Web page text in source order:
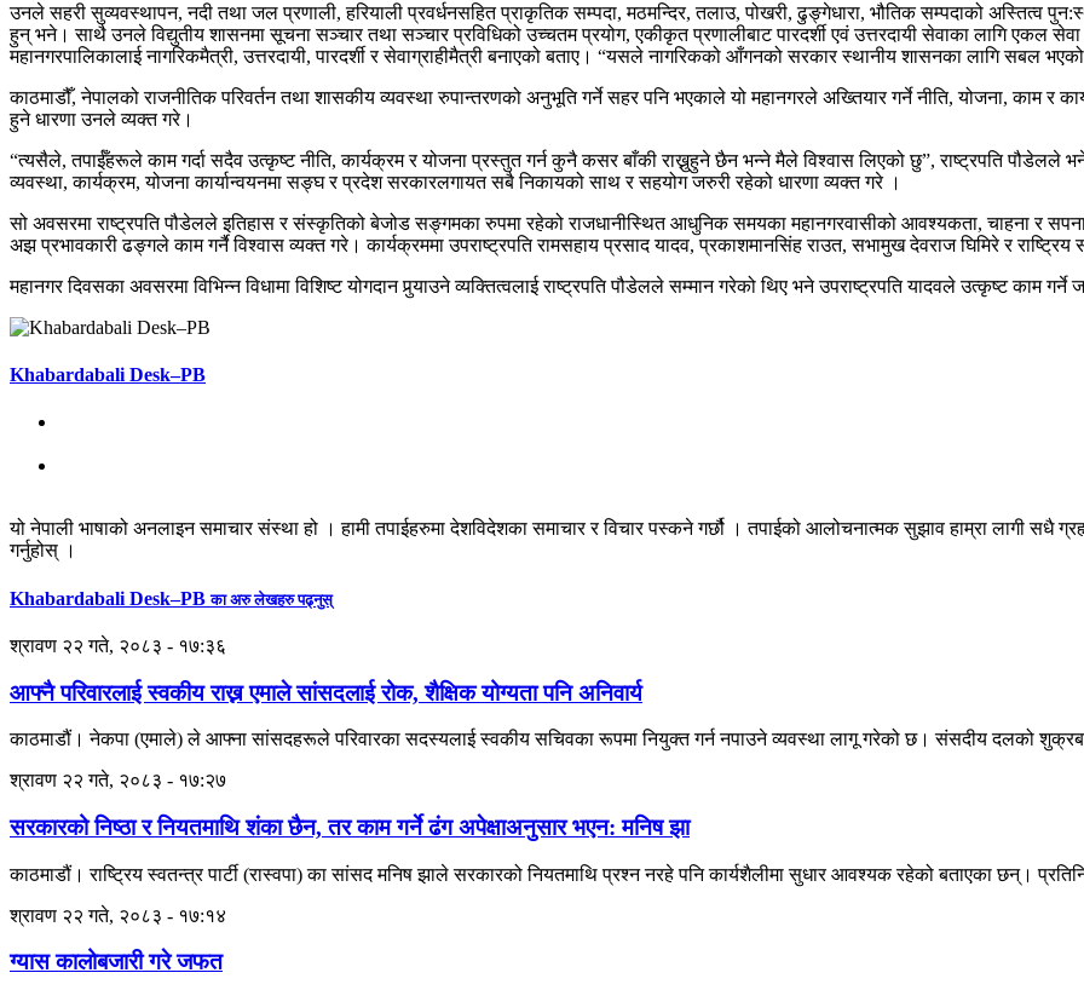
उनले सहरी सुव्यवस्थापन, नदी तथा जल प्रणाली, हरियाली प्रवर्धनसहित प्राकृतिक सम्पदा, मठमन्दिर, तलाउ, पोखरी, ढुङ्गेधारा, भौतिक सम्पदाको अस्तित्व
हुन् भने। साथै उनले विद्युतीय शासनमा सूचना सञ्चार तथा सञ्चार प्रविधिको उच्चतम प्रयोग, एकीकृत प्रणालीबाट पारदर्शी एवं उत्तरदायी सेवाका लागि एकल
महानगरपालिकालाई नागरिकमैत्री, उत्तरदायी, पारदर्शी र सेवाग्राहीमैत्री बनाएको बताए। “यसले नागरिकको आँगनको सरकार स्थानीय शासनका लागि सबल
काठमाडौँ, नेपालको राजनीतिक परिवर्तन तथा शासकीय व्यवस्था रुपान्तरणको अनुभूति गर्ने सहर पनि भएकाले यो महानगरले अख्तियार गर्ने नीति, योजना, काम र
हुने धारणा उनले व्यक्त गरे।
“त्यसैले, तपाईँहरूले काम गर्दा सदैव उत्कृष्ट नीति, कार्यक्रम र योजना प्रस्तुत गर्न कुनै कसर बाँकी राख्नुहुने छैन भन्ने मैले विश्वास लिएको छु”, राष्ट्रपति पौडेलले
व्यवस्था, कार्यक्रम, योजना कार्यान्वयनमा सङ्घ र प्रदेश सरकारलगायत सबै निकायको साथ र सहयोग जरुरी रहेको धारणा व्यक्त गरे ।
सो अवसरमा राष्ट्रपति पौडेलले इतिहास र संस्कृतिको बेजोड सङ्गमका रुपमा रहेको राजधानीस्थित आधुनिक समयका महानगरवासीको आवश्यकता, चाहना र सपना
अझ प्रभावकारी ढङ्गले काम गर्नै विश्वास व्यक्त गरे। कार्यक्रममा उपराष्ट्रपति रामसहाय प्रसाद यादव, प्रकाशमानसिंह राउत, सभामुख देवराज घिमिरे र राष्ट्रिय
महानगर दिवसका अवसरमा विभिन्न विधामा विशिष्ट योगदान पुर्‍याउने व्यक्तित्वलाई राष्ट्रपति पौडेलले सम्मान गरेको थिए भने उपराष्ट्रपति यादवले उत्कृष्ट काम गर्ने
Khabardabali Desk–PB
यो नेपाली भाषाको अनलाइन समाचार संस्था हो । हामी तपाईहरुमा देशविदेशका समाचार र विचार पस्कने गर्छौ । तपाईको आलोचनात्मक सुझाव हाम्रा लागी सधै
गर्नुहोस् ।
Khabardabali Desk–PBका अरु लेखहरु पढ्नुस्
श्रावण २२ गते, २०८३ - १७:३६
आफ्नै परिवारलाई स्वकीय राख्न एमाले सांसदलाई रोक, शैक्षिक योग्यता पनि अनिवार्य
काठमाडौं। नेकपा (एमाले) ले आफ्ना सांसदहरूले परिवारका सदस्यलाई स्वकीय सचिवका रूपमा नियुक्त गर्न नपाउने व्यवस्था लागू गरेको छ। संसदीय दलको
श्रावण २२ गते, २०८३ - १७:२७
सरकारको निष्ठा र नियतमाथि शंका छैन, तर काम गर्ने ढंग अपेक्षाअनुसार भएन: मनिष झा
काठमाडौं। राष्ट्रिय स्वतन्त्र पार्टी (रास्वपा) का सांसद मनिष झाले सरकारको नियतमाथि प्रश्न नरहे पनि कार्यशैलीमा सुधार आवश्यक रहेको बताएका छन्।
श्रावण २२ गते, २०८३ - १७:१४
ग्यास कालोबजारी गरे जफत